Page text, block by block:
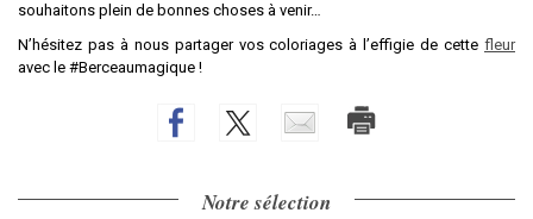
souhaitons plein de bonnes choses à venir…
N’hésitez pas à nous partager vos coloriages à l’effigie de cette fleur
avec le #Berceaumagique !
Notre sélection